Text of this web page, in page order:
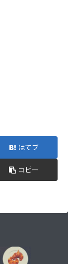
はてブ
コピー